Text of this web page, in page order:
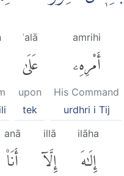
amrihi
أَمْرِهِۦ
His Command
urdhri i Tij
ʿalā
عَلَىٰ
upon
tek
ilāha
إِلَٰهَ
illā
إِلَّآ
anā
أَنَا۠